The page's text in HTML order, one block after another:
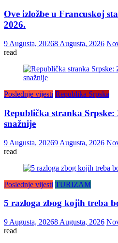
Ove izložbe u Francuskoj
2026.
9 Augusta, 20268 Augusta, 2026
read
Poslednje vijesti Republika Srpska
Republička stranka
snažnije
9 Augusta, 20269 Augusta, 2026
read
Poslednje vijesti TURIZAM
5 razloga zbog kojih treba
9 Augusta, 20268 Augusta, 2026
read